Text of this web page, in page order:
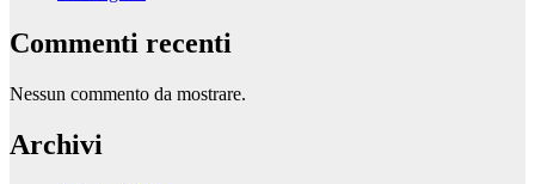
Commenti recenti
Nessun commento da mostrare.
Archivi